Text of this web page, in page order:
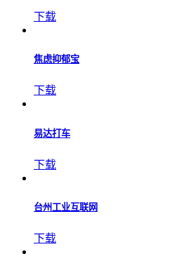
下载
焦虑抑郁宝
下载
易达打车
下载
台州工业互联网
下载